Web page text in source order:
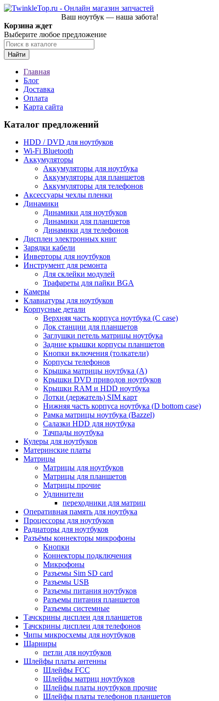
Ваш ноутбук — наша забота!
Корзина ждет
Выберите любое предложение
Найти
Главная
Блог
Доставка
Оплата
Карта сайта
Каталог предложений
HDD / DVD для ноутбуков
Wi-Fi Bluetooth
Аккумуляторы
Аккумуляторы для ноутбука
Аккумуляторы для планшетов
Аккумуляторы для телефонов
Аксессуары чехлы пленки
Динамики
Динамики для ноутбуков
Динамики для планшетов
Динамики для телефонов
Дисплеи электронных книг
Зарядки кабели
Инверторы для ноутбуков
Инструмент для ремонта
Для склейки модулей
Трафареты для пайки BGA
Камеры
Клавиатуры для ноутбуков
Корпусные детали
Верхняя часть корпуса ноутбука (С case)
Док станции для планшетов
Заглушки петель матрицы ноутбука
Задние крышки корпусы планшетов
Кнопки включения (толкатели)
Корпусы телефонов
Крышка матрицы ноутбука (A)
Крышки DVD приводов ноутбуков
Крышки RAM и HDD ноутбука
Лотки (держатель) SIM карт
Нижняя часть корпуса ноутбука (D bottom case)
Рамка матрицы ноутбука (Bazzel)
Салазки HDD для ноутбука
Тачпады ноутбука
Кулеры для ноутбуков
Материнские платы
Матрицы
Матрицы для ноутбуков
Матрицы для планшетов
Матрицы прочие
Удлинители
переходники для матриц
Оперативная память для ноутбука
Процессоры для ноутбуков
Радиаторы для ноутбуков
Разъёмы коннекторы микрофоны
Кнопки
Коннекторы подключения
Микрофоны
Разъемы Sim SD card
Разъемы USB
Разъемы питания ноутбуков
Разъемы питания планшетов
Разъемы системные
Тачскрины дисплеи для планшетов
Тачскрины дисплеи для телефонов
Чипы микросхемы для ноутбуков
Шарниры
петли для ноутбуков
Шлейфы платы антенны
Шлейфы FCC
Шлейфы матриц ноутбуков
Шлейфы платы ноутбуков прочие
Шлейфы платы телефонов планшетов